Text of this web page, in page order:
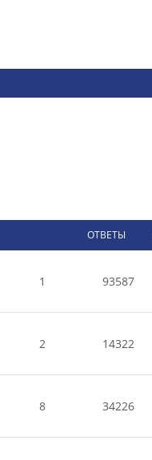
ОТВЕТЫ
1 93587
2 14322
8 34226